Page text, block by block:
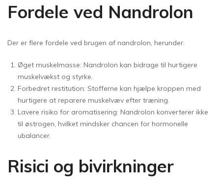
Fordele ved Nandrolon
Der er flere fordele ved brugen af nandrolon, herunder:
Øget muskelmasse: Nandrolon kan bidrage til hurtigere
muskelvækst og styrke.
Forbedret restitution: Stofferne kan hjælpe kroppen med
hurtigere at reparere muskelvæv efter træning.
Lavere risiko for aromatisering: Nandrolon konverterer ikke
til østrogen, hvilket mindsker chancen for hormonelle
ubalancer.
Risici og bivirkninger